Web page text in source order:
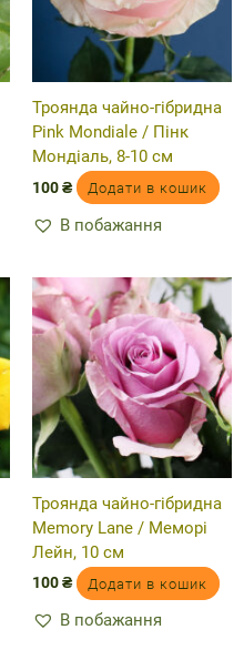
Троянда чайно-гібридна
Pink Mondiale / Пінк
Мондіаль, 8-10 см
100₴ Додати в кошик
В побажання
Троянда чайно-гібридна
Memory Lane / Меморі
Лейн, 10 см
100₴ Додати в кошик
В побажання